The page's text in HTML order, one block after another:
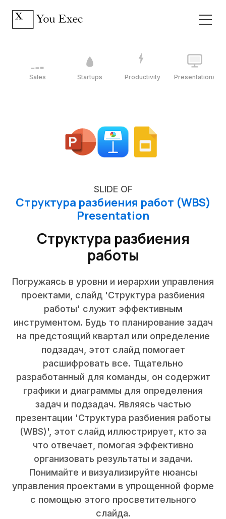
Sales Startups Productivity Presentations
SLIDE OF
Структура разбиения работ (WBS)
Presentation
Структура разбиения
работы
Погружаясь в уровни и иерархии управления
проектами, слайд 'Структура разбиения
работы' служит эффективным
инструментом. Будь то планирование задач
на предстоящий квартал или определение
подзадач, этот слайд помогает
расшифровать все. Тщательно
разработанный для команды, он содержит
графики и диаграммы для определения
задач и подзадач. Являясь частью
презентации 'Структура разбиения работы
(WBS)', этот слайд иллюстрирует, кто за
что отвечает, помогая эффективно
организовать результаты и задачи.
Понимайте и визуализируйте нюансы
управления проектами в упрощенной форме
с помощью этого просветительного
слайда.